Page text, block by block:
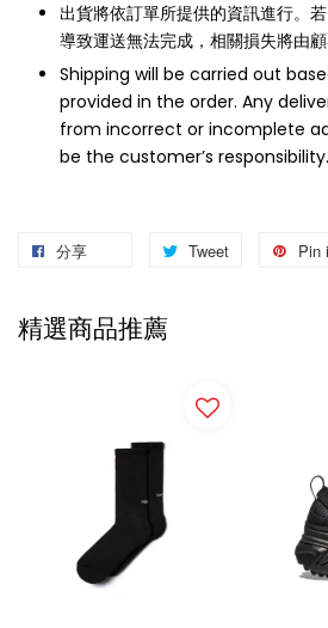
出貨將依訂單所提供的資訊進行。
導致運送無法完成，相關損失將由顧
Shipping will be carried out
provided in the order. Any
from incorrect or incomplete
be the customer’s responsibility.
分享 Tweet Pin
精選商品推薦